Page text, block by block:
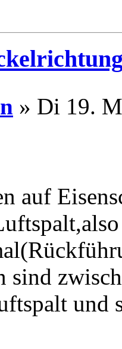
» Di 19.
auf
sind
und